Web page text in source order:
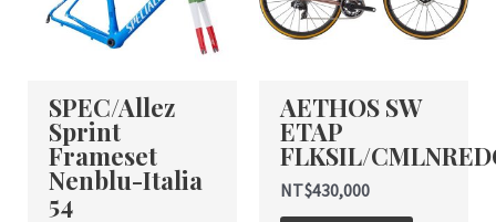
SPEC/Allez
Sprint
Frameset
Nenblu-Italia
54
AETHOS SW
ETAP
FLKSIL/
NT$430,000